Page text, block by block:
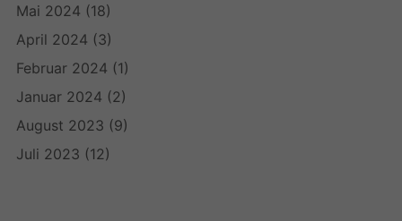
Mai 2024 (18)
April 2024 (3)
Februar 2024 (1)
Januar 2024 (2)
August 2023 (9)
Juli 2023 (12)